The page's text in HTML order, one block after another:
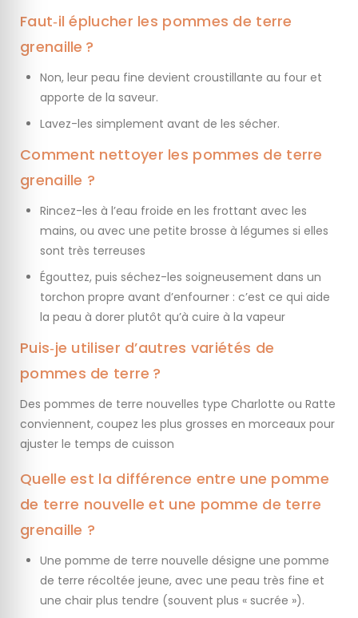
Faut‑il éplucher les pommes de terre
grenaille ?
Non, leur peau fine devient croustillante au four et
apporte de la saveur.
Lavez-les simplement avant de les sécher.
Comment nettoyer les pommes de terre
grenaille ?
Rincez-les à l’eau froide en les frottant avec les
mains, ou avec une petite brosse à légumes si elles
sont très terreuses
Égouttez, puis séchez-les soigneusement dans un
torchon propre avant d’enfourner : c’est ce qui aide
la peau à dorer plutôt qu’à cuire à la vapeur
Puis‑je utiliser d’autres variétés de
pommes de terre ?
Des pommes de terre nouvelles type Charlotte ou Ratte
conviennent, coupez les plus grosses en morceaux pour
ajuster le temps de cuisson
Quelle est la différence entre une pomme
de terre nouvelle et une pomme de terre
grenaille ?
Une pomme de terre nouvelle désigne une pomme
de terre récoltée jeune, avec une peau très fine et
une chair plus tendre (souvent plus « sucrée »).